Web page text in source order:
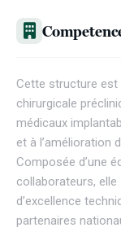
Cette structure est
chirurgicale
médicaux
et à l’amélioration
Composée d’une
collaborateurs, elle
d’excellence
partenaires